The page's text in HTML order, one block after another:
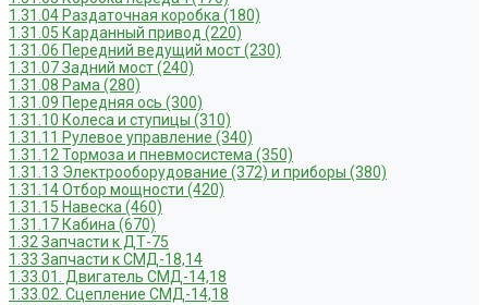
1.31.04 Раздаточная коробка (180)
1.31.05 Карданный привод (220)
1.31.06 Передний ведущий мост (230)
1.31.07 Задний мост (240)
1.31.08 Рама (280)
1.31.09 Передняя ось (300)
1.31.10 Колеса и ступицы (310)
1.31.11 Рулевое управление (340)
1.31.12 Тормоза и пневмосистема (350)
1.31.13 Электрооборудование (372) и приборы (380)
1.31.14 Отбор мощности (420)
1.31.15 Навеска (460)
1.31.17 Кабина (670)
1.32 Запчасти к ДТ-75
1.33 Запчасти к СМД-18,14
1.33.01. Двигатель СМД-14,18
1.33.02. Сцепление СМД-14,18